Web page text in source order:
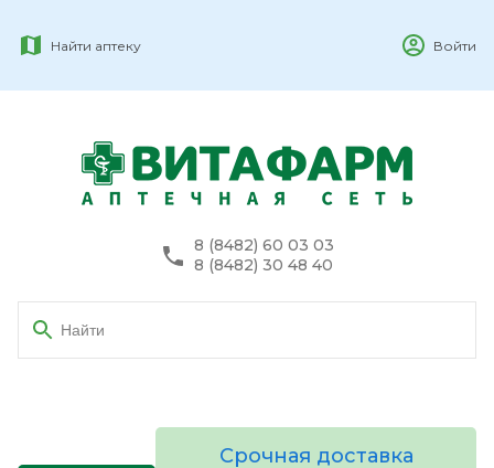
Найти аптеку Войти
8 (8482) 60 03 03
8 (8482) 30 48 40
Срочная доставка